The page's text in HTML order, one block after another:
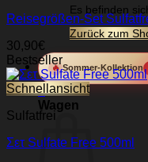
Es befinden
Zurück zum
🔥 Sommer-Kollektion
0
Wagen
Reisegrößen-Set
30,90€
Bestseller
Schnellansicht
Sulfatfrei
Σετ Sulfate Free 500ml